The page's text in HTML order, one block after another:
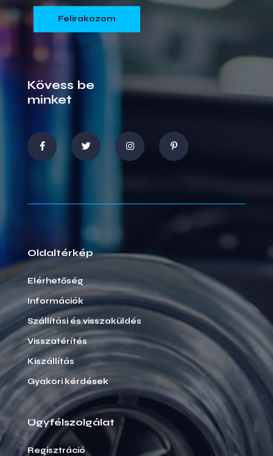
Kövess be
minket
Oldaltérkép
Elérhetőség
Információk
Szállítási és visszaküldés
Visszatérítés
Kiszállítás
Gyakori kérdések
Ügyfélszolgálat
Regisztráció